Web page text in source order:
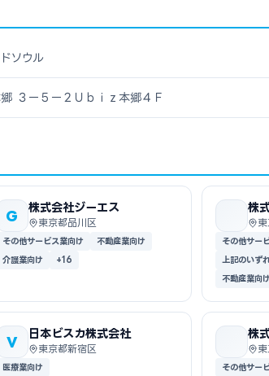
ソウル
３ー５ー２Ｕｂｉｚ本郷４Ｆ
G
株式会社ジーエス
東京都品川区
その他サービス業向け
不動産業向け
介護業向け
+16
株
ｋ
その他サー
上記のいず
不動産業向
V
日本ビスカ株式会社
東京都新宿区
医療業向け
株
ｕ
その他サー